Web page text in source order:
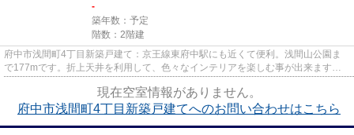
-
築年数：予定
階数：2階建
府中市浅間町4丁目新築戸建て：京王線東府中駅にも近くて便利。浅間山公園ま
で177mです。折上天井を利用して、色々なインテリアを楽しむ事が出来ます。
現在空室情報がありません。
府中市浅間町4丁目新築戸建てへのお問い合わせはこちら